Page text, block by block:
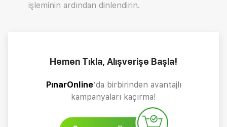
işleminin ardından dinlendirin.
Hemen Tıkla, Alışverişe Başla!
PınarOnline’da birbirinden avantajlı
kampanyaları kaçırma!